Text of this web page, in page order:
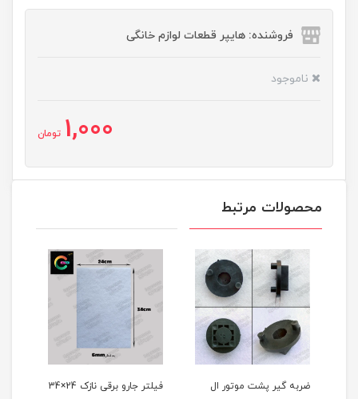
فروشنده: هایپر قطعات لوازم خانگی
ناموجود
1,000 تومان
محصولات مرتبط
ضربه گیر پشت موتور ال
فیلتر جارو برقی نازک 24×34